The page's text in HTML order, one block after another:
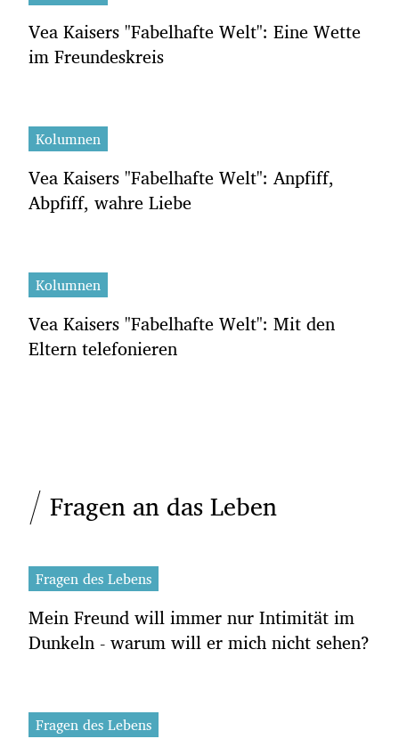
Vea Kaisers "Fabelhafte Welt": Eine Wette
im Freundeskreis
Kolumnen
Vea Kaisers "Fabelhafte Welt": Anpfiff,
Abpfiff, wahre Liebe
Kolumnen
Vea Kaisers "Fabelhafte Welt": Mit den
Eltern telefonieren
Fragen an das Leben
Fragen des Lebens
Mein Freund will immer nur Intimität im
Dunkeln - warum will er mich nicht sehen?
Fragen des Lebens